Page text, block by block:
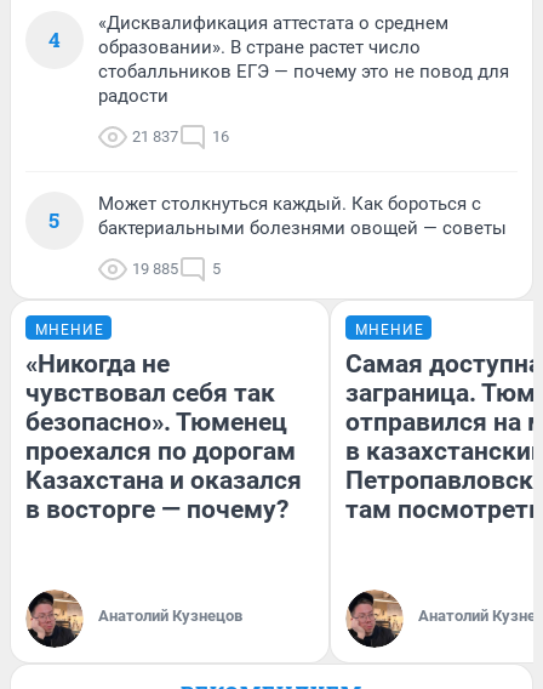
4
«Дисквалификация аттестата о среднем
образовании». В стране растет число
стобалльников ЕГЭ — почему это не повод для
радости
21 837 16
5
Может столкнуться каждый. Как бороться с
бактериальными болезнями овощей — советы
19 885 5
МНЕНИЕ
«Никогда не
чувствовал себя так
безопасно». Тюменец
проехался по дорогам
Казахстана и оказался
в восторге — почему?
Анатолий Кузнецов
МНЕНИЕ
Самая
заграница.
отправился на
в
там посмотреть
Анатолий